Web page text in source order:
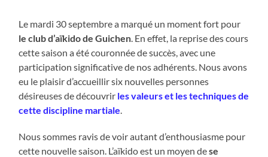
Le mardi 30 septembre a marqué un moment fort pour
le club d’aïkido de Guichen . En effet, la reprise des cours
cette saison a été couronnée de succès, avec une
participation significative de nos adhérents. Nous avons
eu le plaisir d’accueillir six nouvelles personnes
désireuses de découvrir les valeurs et les techniques de
cette discipline martiale
Nous sommes ravis de voir autant d’enthousiasme pour
cette nouvelle saison. L’aïkido est un moyen dese